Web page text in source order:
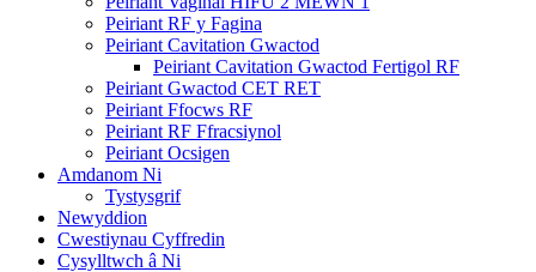
Peiriant RF y Fagina
Peiriant Cavitation Gwactod
Peiriant Cavitation Gwactod Fertigol RF
Peiriant Gwactod CET RET
Peiriant Ffocws RF
Peiriant RF Ffracsiynol
Peiriant Ocsigen
Amdanom Ni
Tystysgrif
Newyddion
Cwestiynau Cyffredin
Cysylltwch â Ni